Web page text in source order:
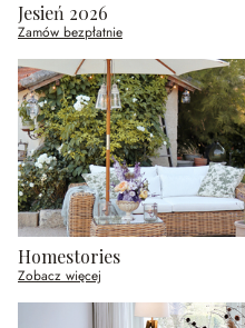
Jesień 2026
Zamów bezpłatnie
Homestories
Zobacz więcej